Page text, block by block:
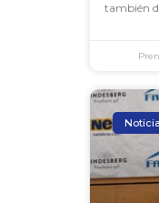
también